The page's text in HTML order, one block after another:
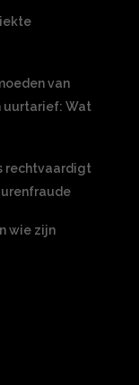
van
uurtarief: Wat
rechtvaardigt
wie zijn